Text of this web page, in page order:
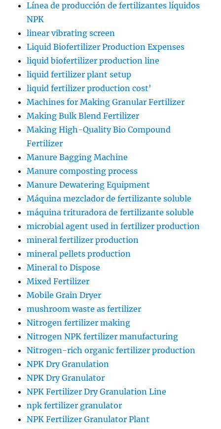
Línea de producción de fertilizantes líquidos
NPK
linear vibrating screen
Liquid Biofertilizer Production Expenses
liquid biofertilizer production line
liquid fertilizer plant setup
liquid fertilizer production cost'
Machines for Making Granular Fertilizer
Making Bulk Blend Fertilizer
Making High-Quality Bio Compound
Fertilizer
Manure Bagging Machine
Manure composting process
Manure Dewatering Equipment
Máquina mezclador de fertilizante soluble
máquina trituradora de fertilizante soluble
microbial agent used in fertilizer production
mineral fertilizer production
mineral pellets production
Mineral to Dispose
Mixed Fertilizer
Mobile Grain Dryer
mushroom waste as fertilizer
Nitrogen fertilizer making
Nitrogen NPK fertilizer manufacturing
Nitrogen-rich organic fertilizer production
NPK Dry Granulation
NPK Dry Granulator
NPK Fertilizer Dry Granulation Line
npk fertilizer granulator
NPK Fertilizer Granulator Plant